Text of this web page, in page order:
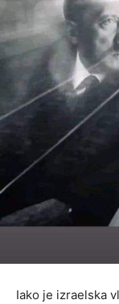
Iako je izraelska